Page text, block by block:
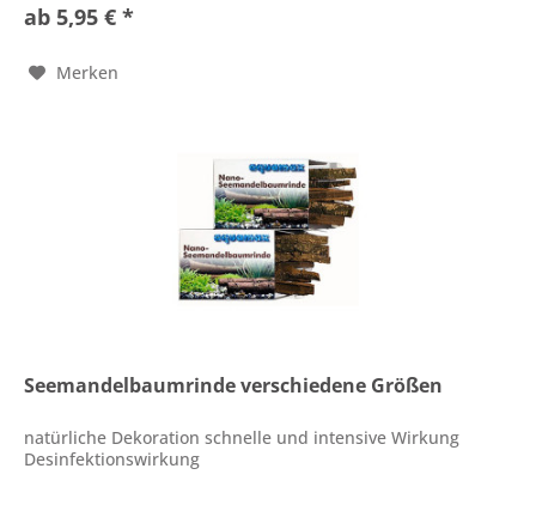
ab 5,95 € *
Merken
Seemandelbaumrinde verschiedene Größen
natürliche Dekoration schnelle und intensive Wirkung
Desinfektionswirkung